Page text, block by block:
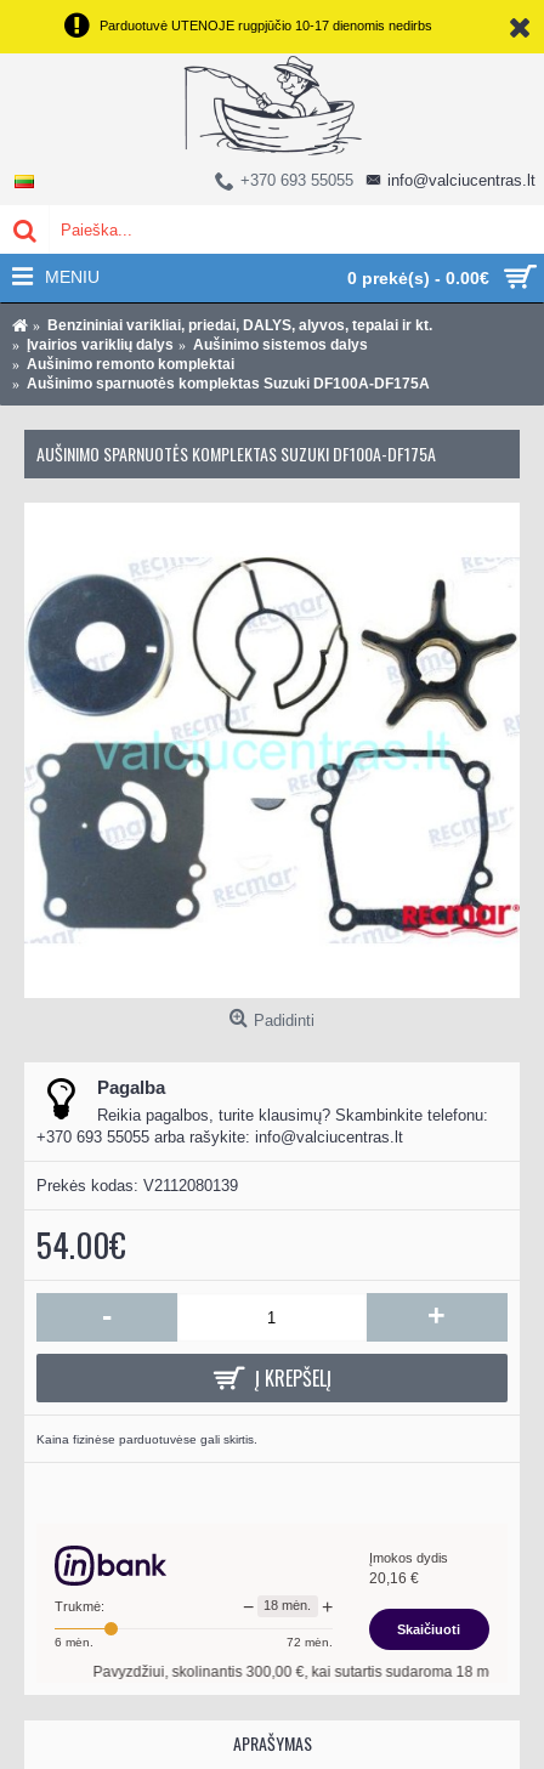
Parduotuvė UTENOJE rugpjūčio 10-17 dienomis nedirbs
0 prekė(s) - 0.00€
+370 693 55055 info@valciucentras.lt
MENIU
Benzininiai varikliai, priedai, DALYS, alyvos, tepalai ir kt.
Įvairios variklių dalys
Aušinimo sistemos dalys
Aušinimo remonto komplektai
Aušinimo sparnuotės komplektas Suzuki DF100A-DF175A
AUŠINIMO SPARNUOTĖS KOMPLEKTAS SUZUKI DF100A-DF175A
Padidinti
Pagalba
Reikia pagalbos, turite klausimų? Skambinkite telefonu:
+370 693 55055 arba rašykite: info@valciucentras.lt
Prekės kodas: V2112080139
54.00€
- +
Į KREPŠELĮ
Kaina fizinėse parduotuvėse gali skirtis.
Trukmė: − 18 mėn. +
6 mėn. 72 mėn.
Įmokos dydis
20,16 €
Skaičiuoti
Pavyzdžiui, skolinantis300,00€, kai sutartis sudaroma18mėn. terminui,
APRAŠYMAS